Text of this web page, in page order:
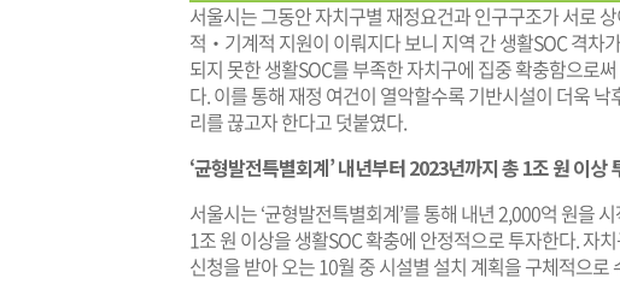
서울시는 그동안 자치구별 재정요건과 인구구조가 서로
적‧기계적 지원이 이뤄지다 보니 지역 간 생활SOC 격차
되지 못한 생활SOC를 부족한 자치구에 집중 확충함으로
다. 이를 통해 재정 여건이 열악할수록 기반시설이 더욱
리를 끊고자 한다고 덧붙였다.
‘균형발전특별회계’ 내년부터 2023년까지 총 1조 원 이상
서울시는 ‘균형발전특별회계’를 통해 내년 2,000억 원을
1조 원 이상을 생활SOC 확충에 안정적으로 투자한다. 자
신청을 받아 오는 10월 중 시설별 설치 계획을 구체적으로